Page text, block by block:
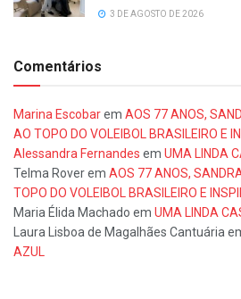
3 DE AGOSTO DE 2026
Comentários
Marina Escobarem AOS 77 ANOS,
AO TOPO DO VOLEIBOL BRASILEIRO E
Alessandra Fernandes em UMA LINDA
Telma Roverem AOS 77 ANOS,
TOPO DO VOLEIBOL BRASILEIRO E
Maria Élida Machado em UMA LINDA
Laura Lisboa de Magalhães Cantuária
AZUL